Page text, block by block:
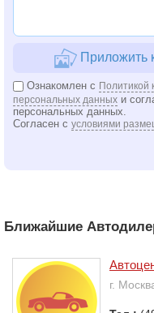
Приложить
Ознакомлен с Политикой
персональных данных и
персональных данных.
Согласен с условиями
Ближайшие
г.